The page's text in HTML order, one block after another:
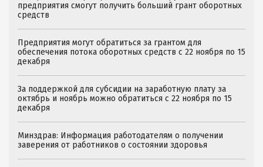
предприятия смогут получить больший грант оборотных
средств
Предприятия могут обратиться за грантом для
обеспечения потока оборотных средств с 22 ноября по 15
декабря
За поддержкой для субсидии на заработную плату за
октябрь и ноябрь можно обратиться с 22 ноября по 15
декабря
Минздрав: Информация работодателям о получении
заверения от работников о состоянии здоровья